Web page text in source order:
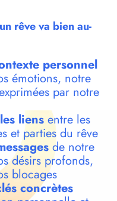
rêve va bien au-
personnel
émotions, notre
par notre
liensentre les
et parties du rêve
de notre
désirs profonds,
blocages
concrètes